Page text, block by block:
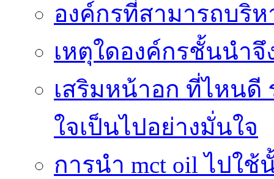
องค์กรที่สามารถบริ
เหตุใดองค์กรชั้นนำ
เสริมหน้าอก ที่ไหนดี
ใจเป็นไปอย่างมั่นใจ
การนำ mct oil ไปใ